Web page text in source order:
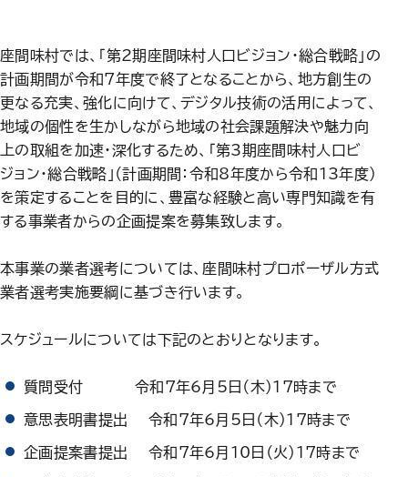
座間味村では、「第2期座間味村人口ビジョン・総合戦略」の
計画期間が令和7年度で終了となることから、地方創生の
更なる充実、強化に向けて、デジタル技術の活用によって、
地域の個性を生かしながら地域の社会課題解決や魅力向
上の取組を加速・深化するため、「第3期座間味村人口ビ
ジョン・総合戦略」（計画期間：令和8年度から令和13年度）
を策定することを目的に、豊富な経験と高い専門知識を有
する事業者からの企画提案を募集致します。
本事業の業者選考については、座間味村プロポーザル方式
業者選考実施要綱に基づき行います。
スケジュールについては下記のとおりとなります。
質問受付 令和7年6月5日（木）17時まで
意思表明書提出 令和7年6月5日（木）17時まで
企画提案書提出 令和7年6月10日（火）17時まで